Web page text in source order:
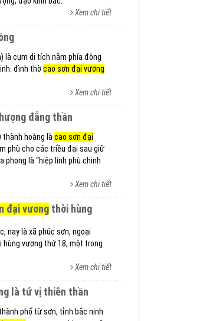
Xem chi tiết
là cụm di tích nằm phía đông
đình thờcao sơn đại vương
Xem chi tiết
đẳng thần
thành hoàng là cao sơn đại
phù cho các triều đại sau giữ
phong là “hiệp linh phù chinh
Xem chi tiết
đại vương thời hùng
nay là xã phúc sơn, ngoại
hùng vương thứ 18, một trong
Xem chi tiết
là tứ vị thiên thần
phố từ sơn, tỉnh bắc ninh